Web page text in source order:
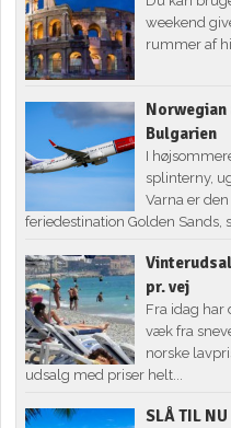
weekend
rummer af
Norwegian
Bulgarien
I
splinterny,
Varna er
feriedestination Golden Sands,
pr. vej
Fra idag
væk fra
norske
udsalg med priser helt...
SLÅ TIL